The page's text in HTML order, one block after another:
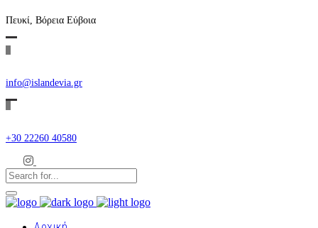
Πευκί, Βόρεια Εύβοια
info@islandevia.gr
+30 22260 40580